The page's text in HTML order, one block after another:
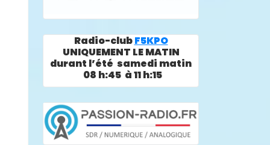
Radio-clubF5KPO
UNIQUEMENT LE MATIN
durant l’été samedi matin
08 h:45 à 11 h:15